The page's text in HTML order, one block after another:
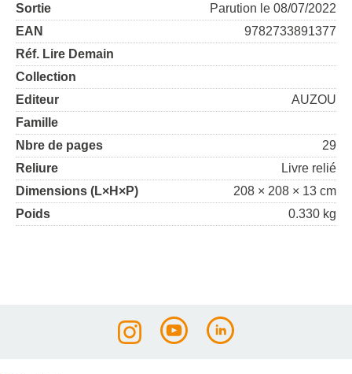
Sortie
Parution le 08/07/2022
EAN
9782733891377
Réf. Lire Demain
Collection
Editeur
AUZOU
Famille
Nbre de pages
29
Reliure
Livre relié
Dimensions (L×H×P)
208 × 208 × 13 cm
Poids
0.330 kg